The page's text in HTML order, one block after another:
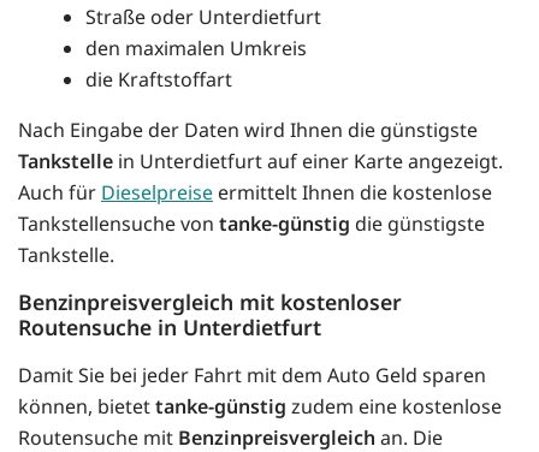
Straße oder Unterdietfurt
den maximalen Umkreis
die Kraftstoffart
Nach Eingabe der Daten wird Ihnen die günstigste
Tankstelle in Unterdietfurt auf einer Karte angezeigt.
Auch für Dieselpreise ermittelt Ihnen die kostenlose
Tankstellensuche von tanke-günstig die günstigste
Tankstelle.
Benzinpreisvergleich mit kostenloser
Routensuche in Unterdietfurt
Damit Sie bei jeder Fahrt mit dem Auto Geld sparen
können, bietettanke-günstig zudem eine kostenlose
Routensuche mit Benzinpreisvergleich an. Die